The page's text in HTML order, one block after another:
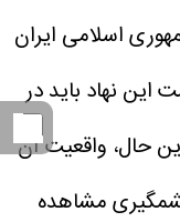
اسلامی ایران
این نهاد باید در
حال، واقعیت آن
مشاهده